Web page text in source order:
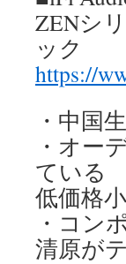
ZENシ
ック
https://
・中国
・オー
ている
低価格
・コン
清原が